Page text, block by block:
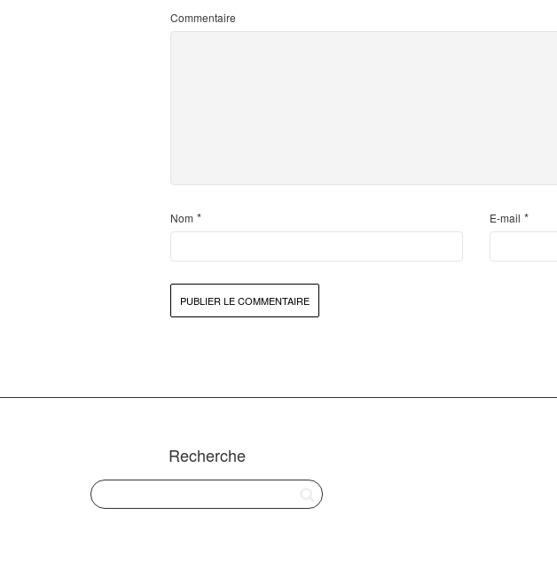
Commentaire
Nom * E-mail *
Recherche